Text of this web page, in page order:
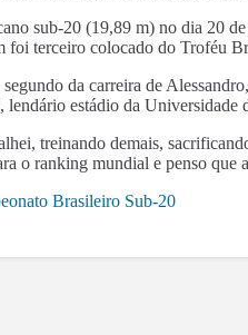
sub-20 (19,89 m) no dia 20
foi terceiro colocado do Troféu
da carreira de
estádio da Universidade
treinando demais,
o ranking mundial e penso
Brasileiro Sub-20